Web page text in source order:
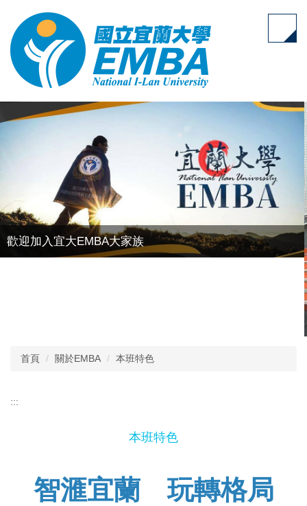
主
要
內
歡迎加入宜大EMBA大家族
首頁 關於EMBA 本班特色
:::
本班特色
智滙宜蘭 玩轉格局